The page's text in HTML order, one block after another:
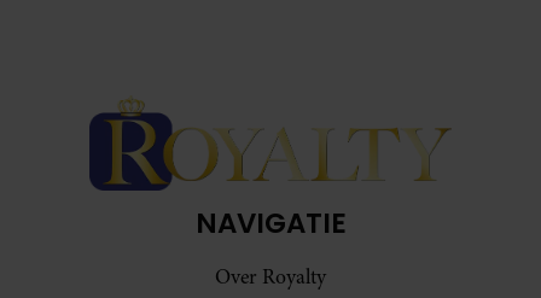
NAVIGATIE
Over Royalty